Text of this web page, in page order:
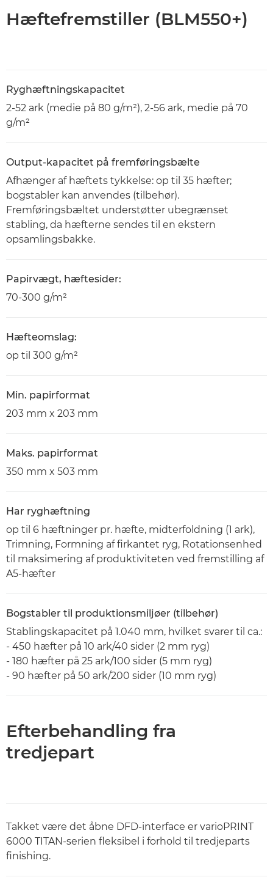
Hæftefremstiller (BLM550+)
Ryghæftningskapacitet
2-52 ark (medie på 80 g/m²), 2-56 ark, medie på 70
g/m²
Output-kapacitet på fremføringsbælte
Afhænger af hæftets tykkelse: op til 35 hæfter;
bogstabler kan anvendes (tilbehør).
Fremføringsbæltet understøtter ubegrænset
stabling, da hæfterne sendes til en ekstern
opsamlingsbakke.
Papirvægt, hæftesider:
70-300 g/m²
Hæfteomslag:
op til 300 g/m²
Min. papirformat
203 mm x 203 mm
Maks. papirformat
350 mm x 503 mm
Har ryghæftning
op til 6 hæftninger pr. hæfte, midterfoldning (1 ark),
Trimning, Formning af firkantet ryg, Rotationsenhed
til maksimering af produktiviteten ved fremstilling af
A5-hæfter
Bogstabler til produktionsmiljøer (tilbehør)
Stablingskapacitet på 1.040 mm, hvilket svarer til ca.:
- 450 hæfter på 10 ark/40 sider (2 mm ryg)
- 180 hæfter på 25 ark/100 sider (5 mm ryg)
- 90 hæfter på 50 ark/200 sider (10 mm ryg)
Efterbehandling fra
tredjepart
Takket være det åbne DFD-interface er varioPRINT
6000 TITAN-serien fleksibel i forhold til tredjeparts
finishing.